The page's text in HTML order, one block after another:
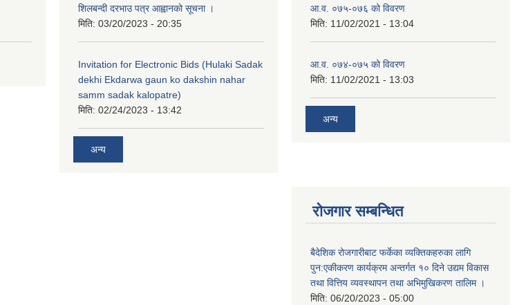
शिलबन्दी दरभाउ पत्र आह्वानको सूचना ।
मिति: 03/20/2023 - 20:35
Invitation for Electronic Bids (Hulaki Sadak
dekhi Ekdarwa gaun ko dakshin nahar
samm sadak kalopatre)
मिति: 02/24/2023 - 13:42
अन्य
आ.व. ०७५-०७६ को विवरण
मिति: 11/02/2021 - 13:04
आ.व. ०७४-०७५ को विवरण
मिति: 11/02/2021 - 13:03
अन्य
रोजगार सम्बन्धित
बैदेशिक रोजगारीबाट फर्केका व्यक्तिकहरुका लागि
पुन:एकीकरण कार्यक्रम अन्तर्गत १० दिने उद्यम विकास
तथा वित्तिय व्यवस्थापन तथा अभिमुखिकरण तालिम ।
मिति: 06/20/2023 - 05:00